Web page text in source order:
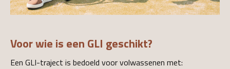
Voor wie is een GLI geschikt?
Een GLI-traject is bedoeld voor volwassenen met: